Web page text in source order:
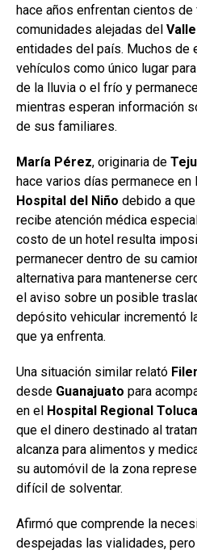
hace años enfrentan cientos
comunidades alejadas del Valle
entidades del país. Muchos de
vehículos como único lugar
de la lluvia o el frío y
mientras esperan información
de sus familiares.
María Pérez, originaria de
hace varios días permanece
Hospital del Niño debido a
recibe atención médica
costo de un hotel resulta
permanecer dentro de su
alternativa para mantenerse
el aviso sobre un posible
depósito vehicular incrementó
que ya enfrenta.
Una situación similar relató
desde Guanajuato para
en el Hospital Regional Toluca
que el dinero destinado al
alcanza para alimentos y
su automóvil de la zona
difícil de solventar.
Afirmó que comprende la
despejadas las vialidades,